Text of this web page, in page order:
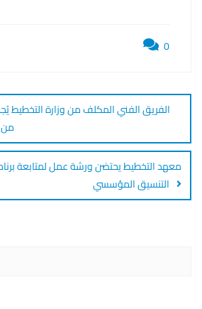
0
الفريق الفني المكلف من وزارة التخطيط
من
التنسيق المؤسسي